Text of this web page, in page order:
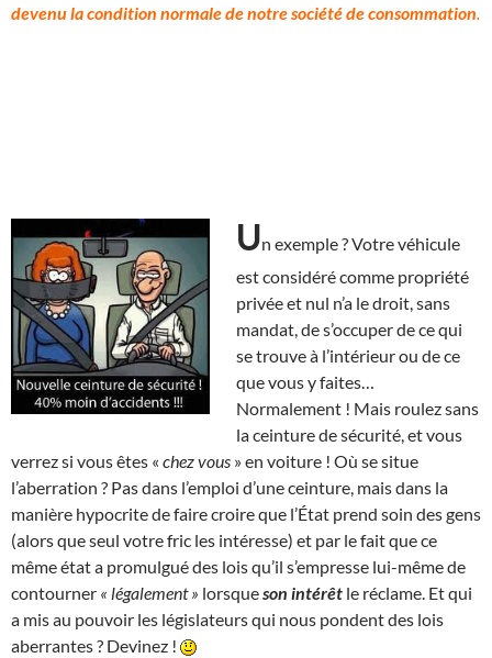
devenu la condition normale de notre société de consommation
Un exemple ? Votre véhicule
est considéré comme propriété
privée et nul n’a le droit, sans
mandat, de s’occuper de ce qui
se trouve à l’intérieur ou de ce
que vous y faites…
Normalement ! Mais roulez sans
la ceinture de sécurité, et vous
verrez si vous êtes « chez vous » en voiture ! Où se situe
l’aberration ? Pas dans l’emploi d’une ceinture, mais dans la
manière hypocrite de faire croire que l’État prend soin des gens
(alors que seul votre fric les intéresse) et par le fait que ce
même état a promulgué des lois qu’il s’empresse lui-même de
contourner « légalement » lorsqueson intérêt le réclame. Et qui
a mis au pouvoir les législateurs qui nous pondent des lois
aberrantes ? Devinez !